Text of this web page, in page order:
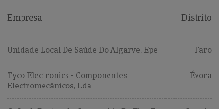
Empresa Distrito
Unidade Local De Saúde Do Algarve, Epe Faro
Tyco Electronics - Componentes
Electromecânicos, Lda
Évora